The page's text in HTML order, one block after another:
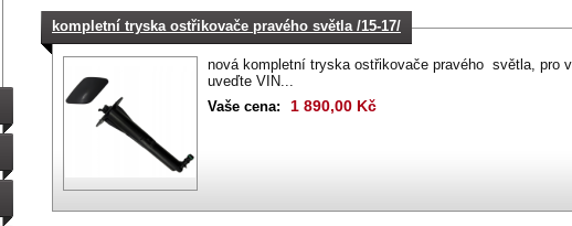
kompletní tryska ostřikovače pravého světla /15-17/
nová kompletní tryska ostřikovače pravého světla, pro
uveďte VIN...
Vaše cena:
1 890,00 Kč